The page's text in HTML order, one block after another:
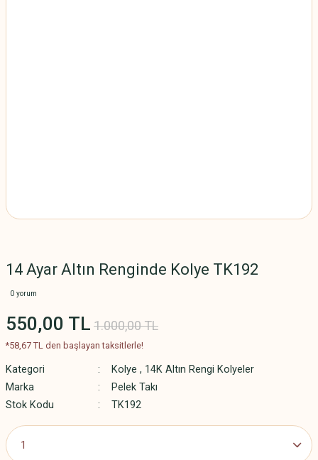
14 Ayar Altın Renginde Kolye TK192
0 yorum
550,00 TL 1.000,00 TL
*58,67 TL den başlayan taksitlerle!
Kategori Kolye , 14K Altın Rengi Kolyeler
Marka
Pelek Takı
Stok Kodu
TK192